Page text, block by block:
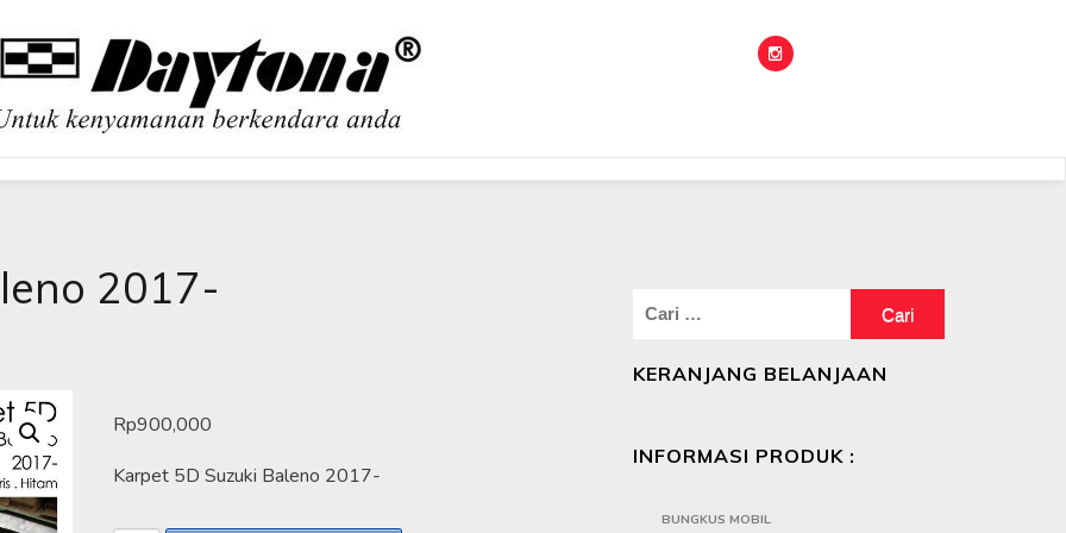
2017-
Rp900,000
Karpet 5D Suzuki Baleno 2017-
Cari
KERANJANG BELANJAAN
INFORMASI PRODUK :
BUNGKUS MOBIL